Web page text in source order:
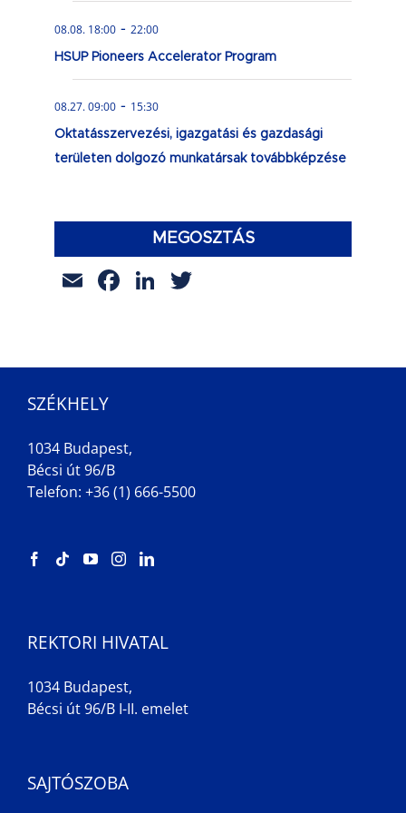
08.08. 18:00 - 22:00
HSUP Pioneers Accelerator Program
08.27. 09:00 - 15:30
Oktatásszervezési, igazgatási és gazdasági
területen dolgozó munkatársak továbbképzése
MEGOSZTÁS
EmailFacebook
LinkedIn
SZÉKHELY
1034 Budapest,
Bécsi út 96/B
Telefon: +36 (1) 666-5500
REKTORI HIVATAL
1034 Budapest,
Bécsi út 96/B I-II. emelet
SAJTÓSZOBA